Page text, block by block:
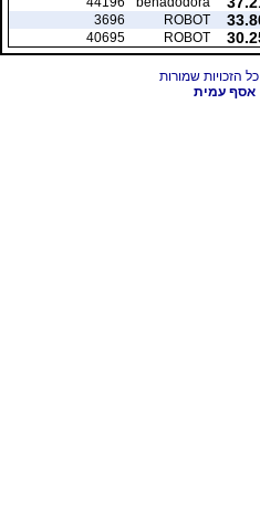
ROBOT
3696
ROBOT
40695
אסף עמית